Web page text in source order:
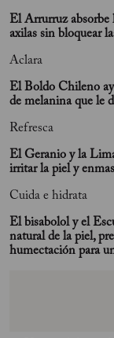
El Arrurruz absorbe
axilas sin bloquear
Aclara
El Boldo Chileno
de melanina que le
Refresca
El Geranio y la
irritar la piel y
Cuida e hidrata
El bisabolol y el
natural de la piel,
humectación para